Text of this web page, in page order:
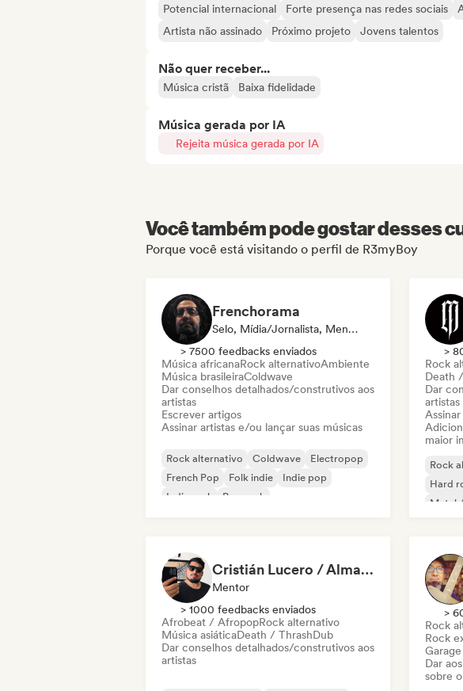
Potencial internacional
Forte presença nas redes sociais
Artista não assinado
Próximo projeto Jovens talentos
Não quer receber...
Música cristã Baixa fidelidade
Música gerada por IA
Rejeita música gerada por IA
Você também pode gostar desses
Porque você está visitando o perfil de R3myBoy
Frenchorama
Selo, Mídia/Jornalista, Mentor
> 7500 feedbacks enviados
Música africanaRock alternativoAmbiente
Música brasileiraColdwave
Dar conselhos detalhados/construtivos aos
artistas
Escrever artigos
Assinar artistas e/ou lançar suas músicas
Rock alternativo Coldwave
Electropop
French Pop
Folk indie
Indie pop
Indie rock
Pop rock
>
Rock
Death
Dar
artistas
maior
Rock
Hard
Metal
Cristián Lucero / Almagesto
Mentor
> 1000 feedbacks enviados
Afrobeat / AfropopRock alternativo
Música asiáticaDeath / ThrashDub
Dar conselhos detalhados/construtivos aos
artistas
>
Rock
Rock
Dar
sobre